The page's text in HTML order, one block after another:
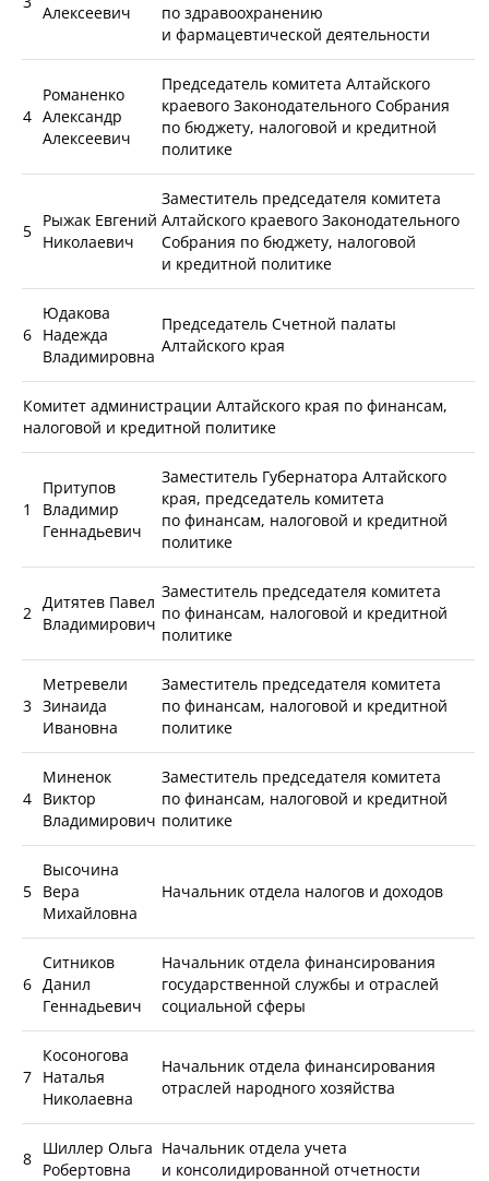
Алексеевич
по здравоохранению
и фармацевтической деятельности
4
Романенко
Александр
Алексеевич
Председатель комитета Алтайского
краевого Законодательного Собрания
по бюджету, налоговой и кредитной
политике
5
Рыжак Евгений
Николаевич
Заместитель председателя комитета
Алтайского краевого Законодательного
Собрания по бюджету, налоговой
и кредитной политике
6
Юдакова
Надежда
Владимировна
Председатель Счетной палаты
Алтайского края
Комитет администрации Алтайского края по финансам,
налоговой и кредитной политике
1
Притупов
Владимир
Геннадьевич
Заместитель Губернатора Алтайского
края, председатель комитета
по финансам, налоговой и кредитной
политике
2
Дитятев Павел
Владимирович
Заместитель председателя комитета
по финансам, налоговой и кредитной
политике
3
Метревели
Зинаида
Ивановна
Заместитель председателя комитета
по финансам, налоговой и кредитной
политике
4
Миненок
Виктор
Владимирович
Заместитель председателя комитета
по финансам, налоговой и кредитной
политике
5
Высочина
Вера
Михайловна
Начальник отдела налогов и доходов
6
Ситников
Данил
Геннадьевич
Начальник отдела финансирования
государственной службы и отраслей
социальной сферы
7
Косоногова
Наталья
Николаевна
Начальник отдела финансирования
отраслей народного хозяйства
8
Шиллер Ольга
Робертовна
Начальник отдела учета
и консолидированной отчетности